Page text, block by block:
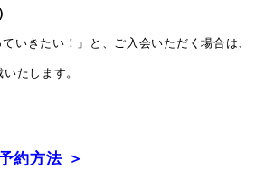
)
いきたい！」と、ご入会いただく場合は、
たします。
約方法 ＞